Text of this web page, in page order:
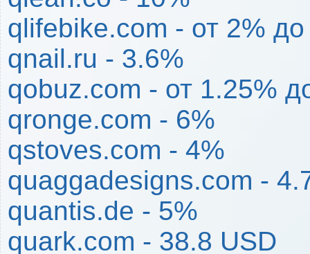
qlifebike.com - от 2%
qnail.ru - 3.6%
qobuz.com - от 1.25%
qronge.com - 6%
qstoves.com - 4%
quaggadesigns.com -
quantis.de - 5%
quark.com - 38.8 USD